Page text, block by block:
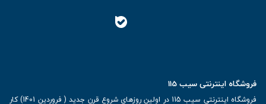
فروشگاه اینترنتی سیب 115
فروشگاه اینترنتی سیب 115 در اولین روزهای شروع قرن جدید ( فروردین 1401) کار